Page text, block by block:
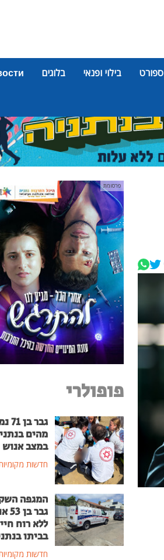
ספורט בילוי ופנאי בלוגים
פרסומת
פופולרי
גבר
מהים
במצב אנוש
חדשות
המגפה
גבר
ללא רוח
בביתו
חדשות